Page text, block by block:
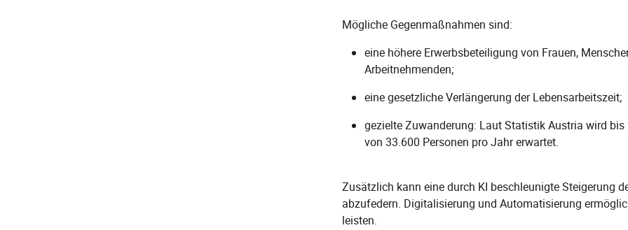
Mögliche Gegenmaßnahmen sind:
eine höhere Erwerbsbeteiligung von Frauen,
Arbeitnehmenden;
eine gesetzliche Verlängerung der Lebensarbeitszeit;
gezielte Zuwanderung: Laut Statistik Austria wird
von 33.600 Personen pro Jahr erwartet.
Zusätzlich kann eine durch KI beschleunigte Steigerung
abzufedern. Digitalisierung und Automatisierung
leisten.